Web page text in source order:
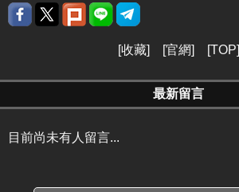
[收藏] [官網] [TOP]
最新留言
目前尚未有人留言...